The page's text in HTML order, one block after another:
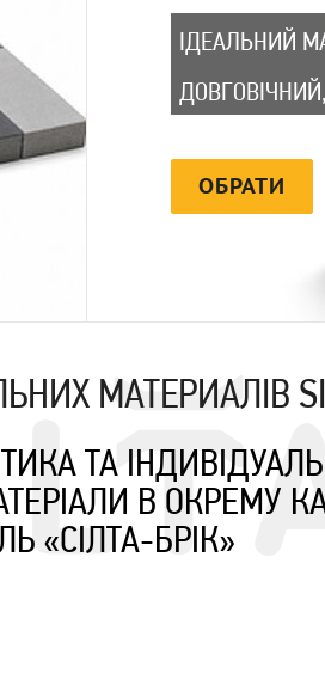
ІДЕАЛЬНИЙ
ОБРАТИ
МАТЕРИАЛІВ
ТА
В ОКРЕМУ
«СІЛТА-БРІК»